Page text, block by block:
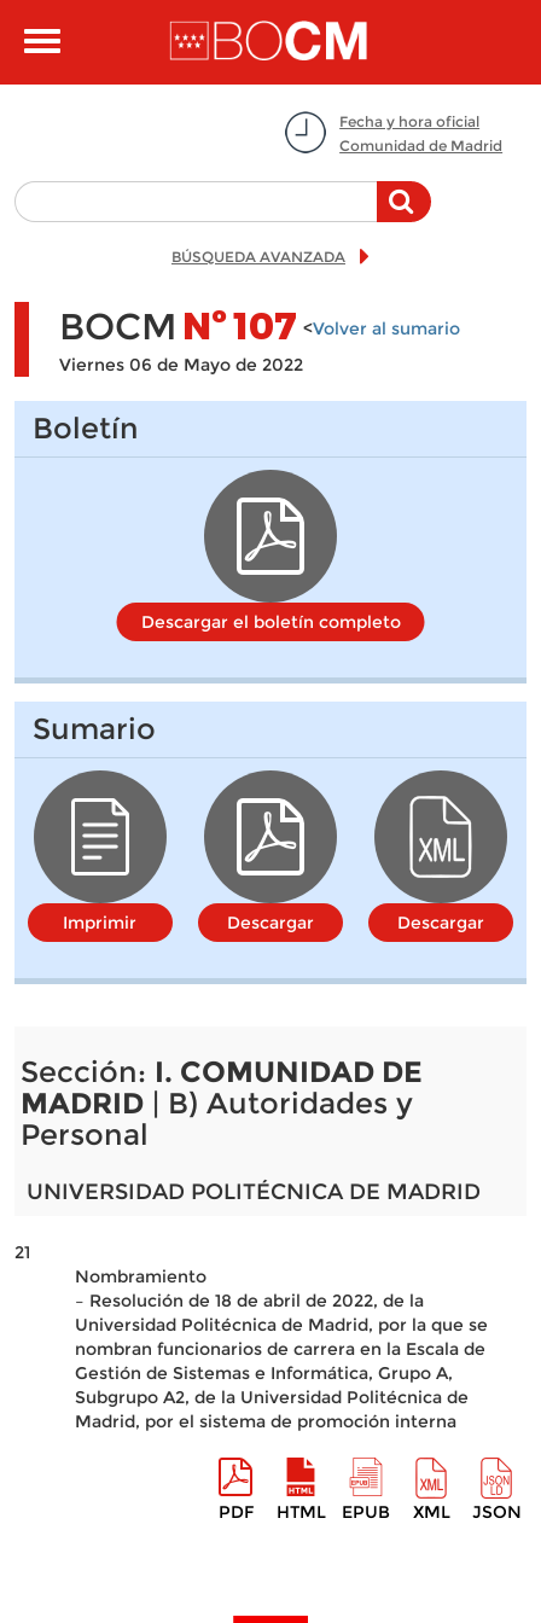
Toggle
Fecha y hora oficial
Comunidad de Madrid
BÚSQUEDA AVANZADA
BOCM Nº107 <Volver al sumario
Viernes 06 de Mayo de 2022
Boletín
Descargar el boletín completo
Sumario
Imprimir Descargar Descargar
Sección: I. COMUNIDAD DE
MADRID| B) Autoridades y
Personal
UNIVERSIDAD POLITÉCNICA DE MADRID
21
Nombramiento
– Resolución de 18 de abril de 2022, de la
Universidad Politécnica de Madrid, por la que se
nombran funcionarios de carrera en la Escala de
Gestión de Sistemas e Informática, Grupo A,
Subgrupo A2, de la Universidad Politécnica de
Madrid, por el sistema de promoción interna
PDF HTML EPUB XML JSON